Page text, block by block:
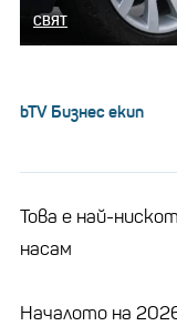
СВЯТ
bTV Бизнес екип
Това е най-
насам
Началото на